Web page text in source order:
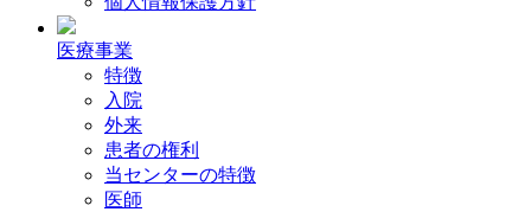
医療事業
特徴
入院
外来
患者の権利
当センターの特徴
医師